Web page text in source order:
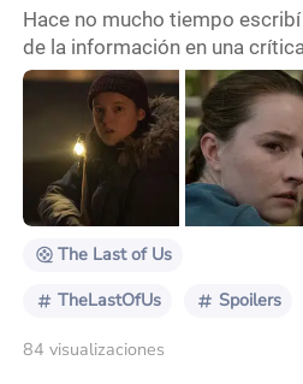
Hace no mucho tiempo
de la información en una
de los “spoilers” que para mí y
personas, no existe ese
análisis de diferentes artes:
detallar las cosas importantes
poco atractivo. También en
sí existe el concepto de
The Last of Us
TheLastOfUs Spoilers
84 visualizaciones